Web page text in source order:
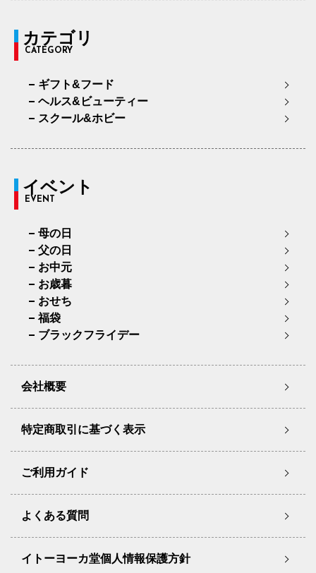
カテゴリ
CATEGORY
ギフト&フード
ヘルス&ビューティー
スクール&ホビー
イベント
EVENT
母の日
父の日
お中元
お歳暮
おせち
福袋
ブラックフライデー
会社概要
特定商取引に基づく表示
ご利用ガイド
よくある質問
イトーヨーカ堂個人情報保護方針